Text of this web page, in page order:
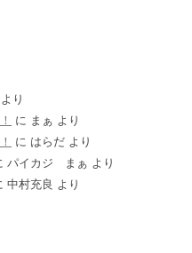
より
に まぁ より
に はらだ より
パイカジ まぁ より
中村充良 より